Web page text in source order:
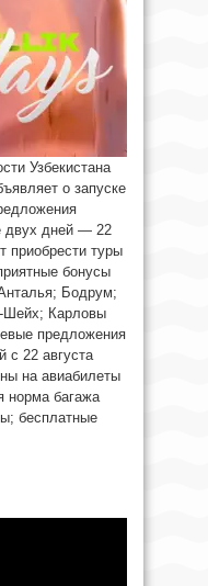
Узбекистана
о запуске
двух дней — 22
приобрести туры
бонусы
Бодрум;
Шейх; Карловы
предложения
с 22 августа
на авиабилеты
норма багажа
бесплатные